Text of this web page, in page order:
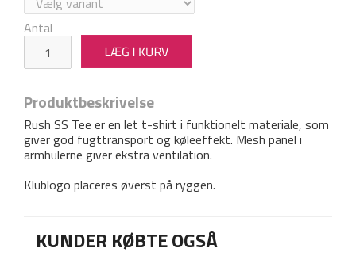
Antal
Produktbeskrivelse
Rush SS Tee er en let t-shirt i funktionelt materiale, som
giver god fugttransport og køleeffekt. Mesh panel i
armhulerne giver ekstra ventilation.
Klublogo placeres øverst på ryggen.
KUNDER KØBTE OGSÅ